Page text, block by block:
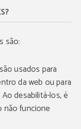
são:
usados para
da web ou para
desabilitá-los, é
não funcione